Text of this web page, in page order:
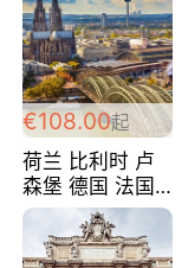
€108.00起
荷兰 比利时 卢
森堡 德国 法国
超爽玩遍西欧 循
环线 全程四星宾
馆 108欧/人/天